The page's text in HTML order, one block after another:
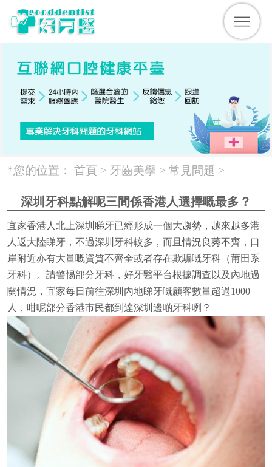
*您的位置： 首頁 > 牙齒美學 > 常見問題 >
深圳牙科點解呢三間係香港人選擇嘅最多？
宜家香港人北上深圳睇牙已經形成一個大趨勢，越來越多港
人返大陸睇牙，不過深圳牙科較多，而且情況良莠不齊，口
岸附近亦有大量嘅資質不齊全或者存在欺騙嘅牙科（莆田系
牙科）。請警惕部分牙科，好牙醫平台根據調查以及內地過
關情況，宜家每日前往深圳內地睇牙嘅顧客數量超過1000
人，咁呢部分香港市民都到達深圳邊啲牙科咧？